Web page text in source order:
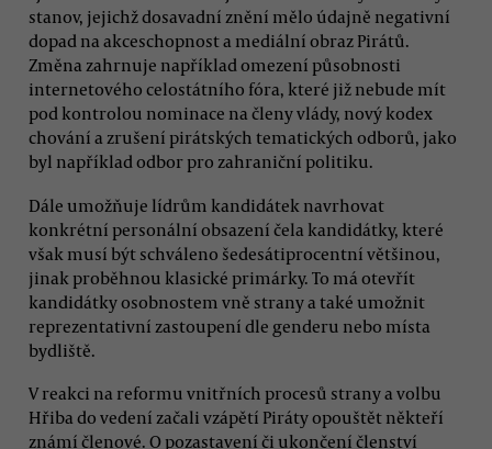
stanov, jejichž dosavadní znění mělo údajně negativní
dopad na akceschopnost a mediální obraz Pirátů.
Změna zahrnuje například omezení působnosti
internetového celostátního fóra, které již nebude mít
pod kontrolou nominace na členy vlády, nový kodex
chování a zrušení pirátských tematických odborů, jako
byl například odbor pro zahraniční politiku.
Dále umožňuje lídrům kandidátek navrhovat
konkrétní personální obsazení čela kandidátky, které
však musí být schváleno šedesátiprocentní většinou,
jinak proběhnou klasické primárky. To má otevřít
kandidátky osobnostem vně strany a také umožnit
reprezentativní zastoupení dle genderu nebo místa
bydliště.
V reakci na reformu vnitřních procesů strany a volbu
Hřiba do vedení začali vzápětí Piráty opouštět někteří
známí členové. O pozastavení či ukončení členství